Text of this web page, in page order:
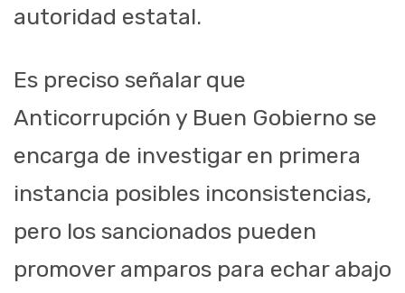
autoridad estatal.
Es preciso señalar que
Anticorrupción y Buen Gobierno se
encarga de investigar en primera
instancia posibles inconsistencias,
pero los sancionados pueden
promover amparos para echar abajo